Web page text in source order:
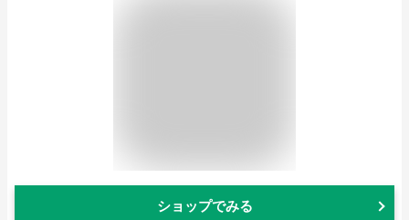
ショップでみる